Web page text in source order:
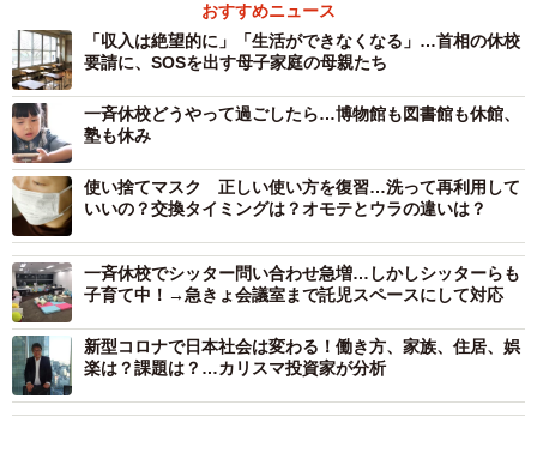
おすすめニュース
「収入は絶望的に」「生活ができなくなる」…首相の休校
要請に、SOSを出す母子家庭の母親たち
一斉休校どうやって過ごしたら…博物館も図書館も休館、
塾も休み
使い捨てマスク 正しい使い方を復習…洗って再利用して
いいの？交換タイミングは？オモテとウラの違いは？
一斉休校でシッター問い合わせ急増…しかしシッターらも
子育て中！→急きょ会議室まで託児スペースにして対応
新型コロナで日本社会は変わる！働き方、家族、住居、娯
楽は？課題は？…カリスマ投資家が分析